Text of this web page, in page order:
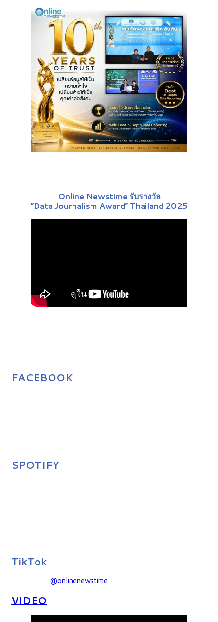
Online Newstime รับรางวัล
“Data Journalism Award” Thailand 2025
FACEBOOK
SPOTIFY
TikTok
@onlinenewstime
VIDEO